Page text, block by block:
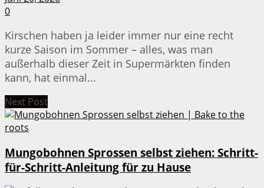
0
Kirschen haben ja leider immer nur eine recht
kurze Saison im Sommer – alles, was man
außerhalb dieser Zeit in Supermärkten finden
kann, hat einmal...
Next Post
Mungobohnen Sprossen selbst ziehen: Schritt-
für-Schritt-Anleitung für zu Hause